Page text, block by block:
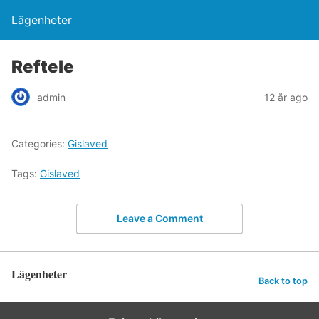
Lägenheter
Reftele
admin 12 år ago
Categories: Gislaved
Tags: Gislaved
Leave a Comment
Lägenheter Back to top